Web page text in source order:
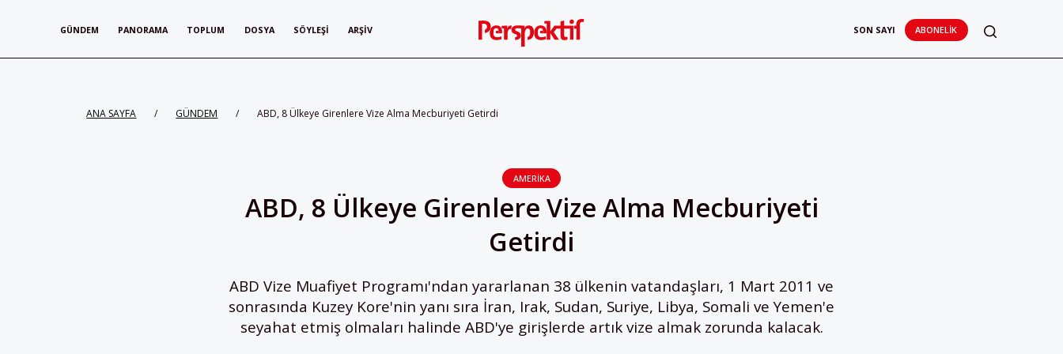
GÜNDEM PANORAMA TOPLUM DOSYA SÖYLEŞI ARŞIV SON SAYI ABONELIK
ANA SAYFA / GÜNDEM / ABD, 8 Ülkeye Girenlere Vize Alma Mecburiyeti Getirdi
AMERIKA
ABD, 8 Ülkeye Girenlere Vize Alma Mecburiyeti
Getirdi
ABD Vize Muafiyet Programı'ndan yararlanan 38 ülkenin vatandaşları, 1 Mart 2011 ve
sonrasında Kuzey Kore'nin yanı sıra İran, Irak, Sudan, Suriye, Libya, Somali ve Yemen'e
seyahat etmiş olmaları halinde ABD'ye girişlerde artık vize almak zorunda kalacak.